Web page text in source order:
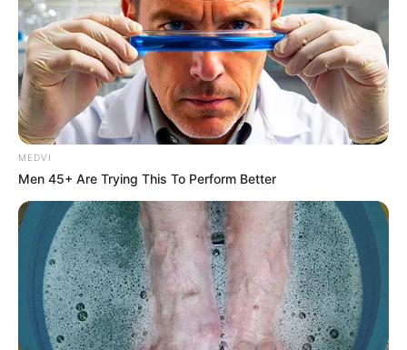
MEDVI
Men 45+ Are Trying This To Perform Better